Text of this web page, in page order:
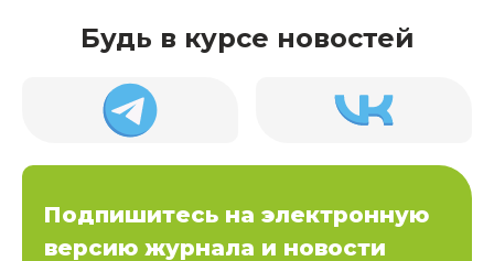
Будь в курсе новостей
Подпишитесь на электронную
версию журнала и новости